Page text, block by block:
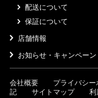
配送について
保証について
店舗情報
お知らせ・キャンペーン
会社概要 プライバシー
記
サイトマップ 利